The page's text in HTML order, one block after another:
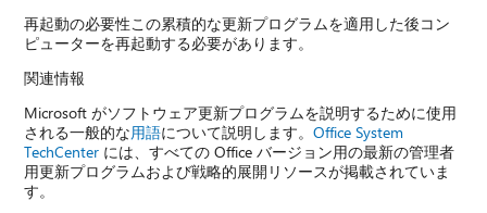
再起動の必要性この累積的な更新プログラムを適用した後コン
ピューターを再起動する必要があります。
関連情報
Microsoft がソフトウェア更新プログラムを説明するために使用
される一般的な用語について説明します。Office System
TechCenter には、すべての Office バージョン用の最新の管理者
用更新プログラムおよび戦略的展開リソースが掲載されていま
す。